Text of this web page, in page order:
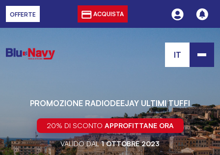
OFFERTE ACQUISTA
IT
PROMOZIONE RADIODEEJAY ULTIMI TUFFI
20% DI SCONTO APPROFITTANE ORA
VALIDO DAL 1 OTTOBRE 2023